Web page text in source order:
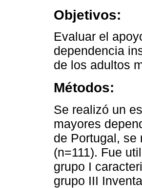
Objetivos:
Evaluar el
dependencia
de los adultos
Métodos:
Se realizó un
mayores
de Portugal, se
(n=111). Fue
grupo I
grupo III